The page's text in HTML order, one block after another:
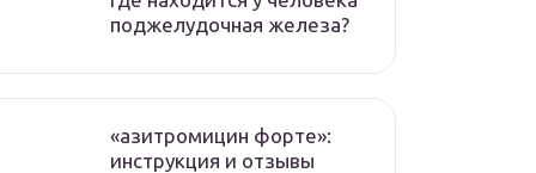
поджелудочная железа?
«азитромицин форте»:
инструкция и отзывы